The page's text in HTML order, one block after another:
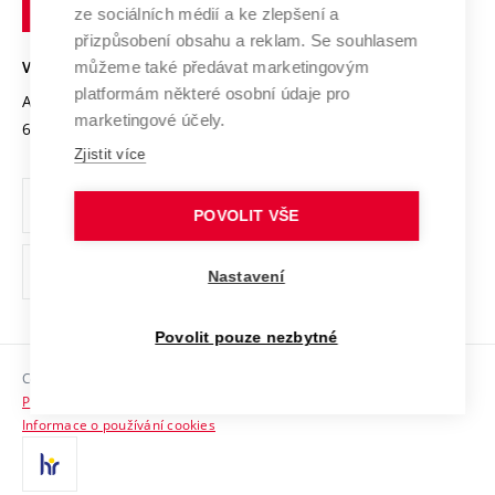
Open Science
Projekty
Projekty ze strukturálních fondů
Specifický výzkum
Mezinárodní dohody
Univerzitní sítě
Bezpečná univerzita
Vyznamenání
Organizační struktura
Ochrana osobních údajů
odkaz)
Sociální bezpečí
HR Award
Kontakty
VYSOKÉ UČENÍ TECHNICKÉ V BRNĚ
Antonínská 548/1
602 00 Brno
www.vut.cz
vut@vutbr.cz
Copyright © 2026 VUT
Prohlášení o přístupnosti
Informace o používání cookies
ze sociálních médií a ke zlepšení a
přizpůsobení obsahu a reklam. Se souhlasem
můžeme také předávat marketingovým
platformám některé osobní údaje pro
marketingové účely.
Zjistit více
POVOLIT VŠE
Nastavení
Povolit pouze nezbytné